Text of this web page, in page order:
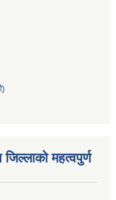
महत्वपुर्ण